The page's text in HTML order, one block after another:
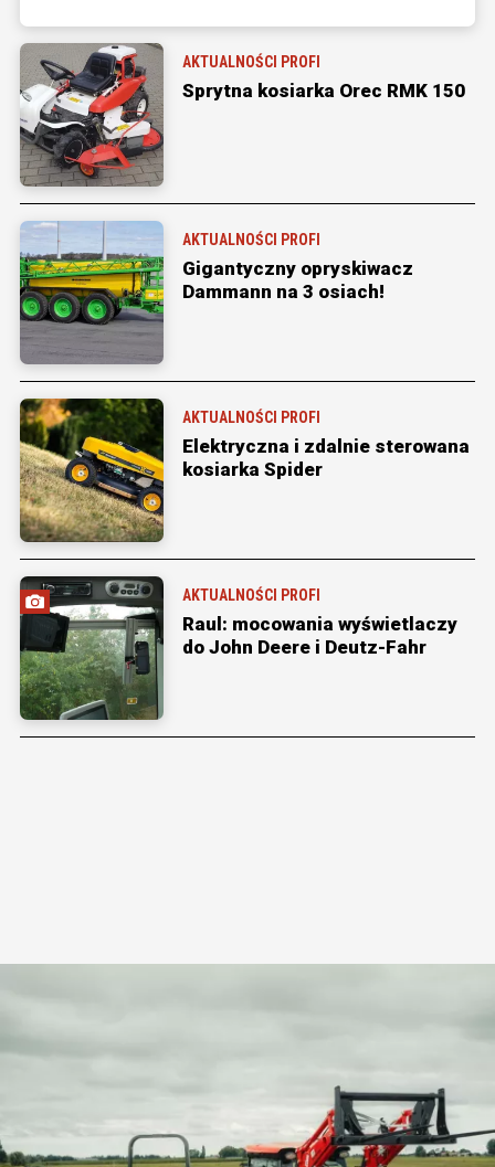
AKTUALNOŚCI PROFI
Sprytna kosiarka Orec RMK 150
AKTUALNOŚCI PROFI
Gigantyczny opryskiwacz
Dammann na 3 osiach!
AKTUALNOŚCI PROFI
Elektryczna i zdalnie sterowana
kosiarka Spider
AKTUALNOŚCI PROFI
Raul: mocowania wyświetlaczy
do John Deere i Deutz-Fahr